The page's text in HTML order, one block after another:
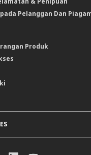
Pelanggan Dan
Produk